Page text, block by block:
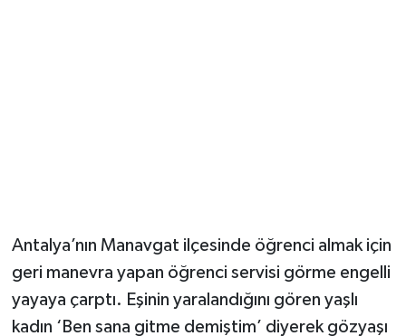
Antalya’nın Manavgat ilçesinde öğrenci almak için
geri manevra yapan öğrenci servisi görme engelli
yayaya çarptı. Eşinin yaralandığını gören yaşlı
kadın ‘Ben sana gitme demiştim’ diyerek gözyaşı